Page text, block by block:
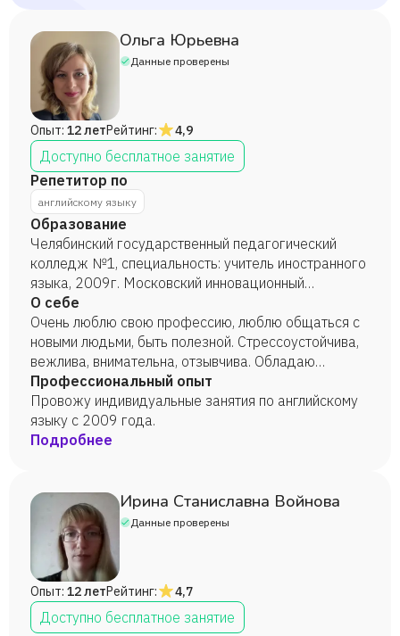
Ольга Юрьевна
Данные проверены
Опыт: 12 летРейтинг: 4,9
Доступно бесплатное занятие
Репетитор по
английскому языку
Образование
Челябинский государственный педагогический
колледж №1, специальность: учитель иностранного
языка, 2009г. Московский инновационный
университет г. Москва, специальность:
международные отношения, 2020 г.
О себе
Очень люблю свою профессию, люблю общаться с
новыми людьми, быть полезной. Стрессоустойчива,
вежлива, внимательна, отзывчива. Обладаю
креативным мышлением. Стараюсь найти
индивидуальный подход к каждому студенту.
Профессиональный опыт
Провожу индивидуальные занятия по английскому
языку с 2009 года.
Подробнее
Ирина Станиславна Войнова
Данные проверены
Опыт: 12 летРейтинг: 4,7
Доступно бесплатное занятие